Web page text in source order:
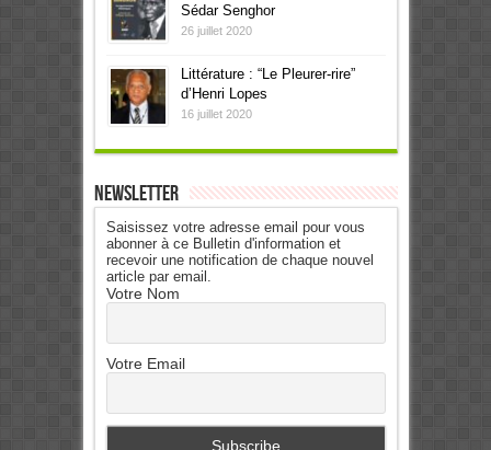
Sédar Senghor
26 juillet 2020
Littérature : “Le Pleurer-rire”
d’Henri Lopes
16 juillet 2020
Newsletter
Saisissez votre adresse email pour vous
abonner à ce Bulletin d'information et
recevoir une notification de chaque nouvel
article par email.
Votre Nom
Votre Email